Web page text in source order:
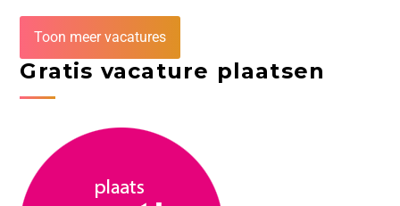
Toon meer vacatures
Gratis vacature plaatsen